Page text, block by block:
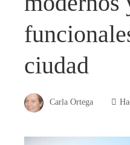
ciudad
Carla Ortega